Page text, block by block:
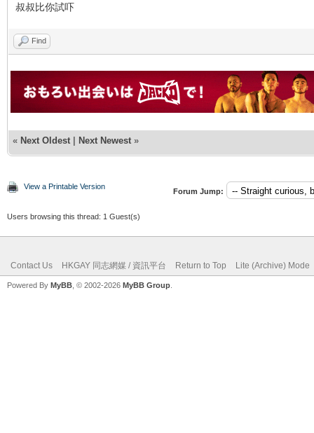
叔叔比你試吓
Find
« Next Oldest | Next Newest »
View a Printable Version
Forum Jump:
Users browsing this thread: 1 Guest(s)
Contact Us HKGAY 同志網媒 / 資訊平台 Return to Top Lite (Archive) Mode
Powered By MyBB , © 2002-2026 MyBB Group